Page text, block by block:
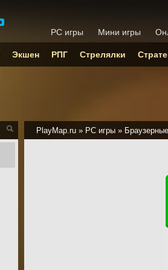
PlayMap.ru » PC игры » Браузерные
PC игры Мини игры
Экшен РПГ Стрелялки